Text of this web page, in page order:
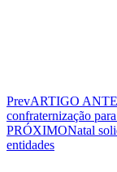
PrevARTIGO
confraternização
PRÓXIMONatal
entidades